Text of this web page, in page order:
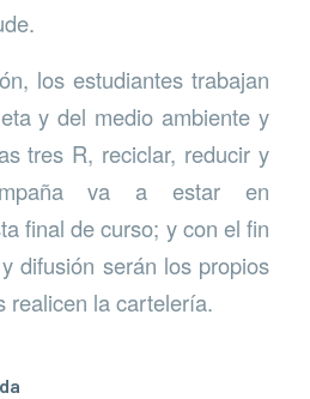
los estudiantes trabajan
y del medio ambiente y
tres R, reciclar, reducir y
va a estar en
final de curso; y con el fin
difusión serán los propios
realicen la cartelería.